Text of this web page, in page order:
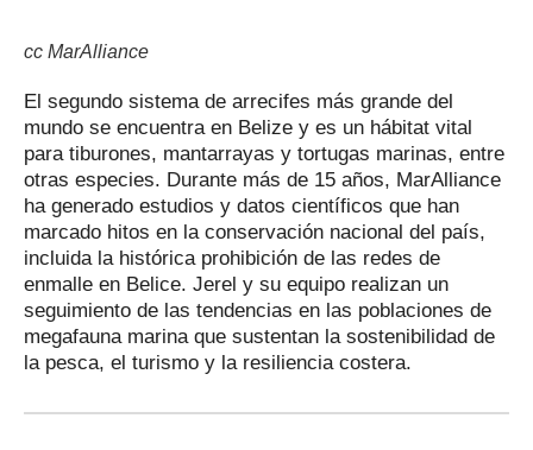
cc MarAlliance
El segundo sistema de arrecifes más grande del
mundo se encuentra en Belize y es un hábitat vital
para tiburones, mantarrayas y tortugas marinas, entre
otras especies. Durante más de 15 años, MarAlliance
ha generado estudios y datos científicos que han
marcado hitos en la conservación nacional del país,
incluida la histórica prohibición de las redes de
enmalle en Belice. Jerel y su equipo realizan un
seguimiento de las tendencias en las poblaciones de
megafauna marina que sustentan la sostenibilidad de
la pesca, el turismo y la resiliencia costera.